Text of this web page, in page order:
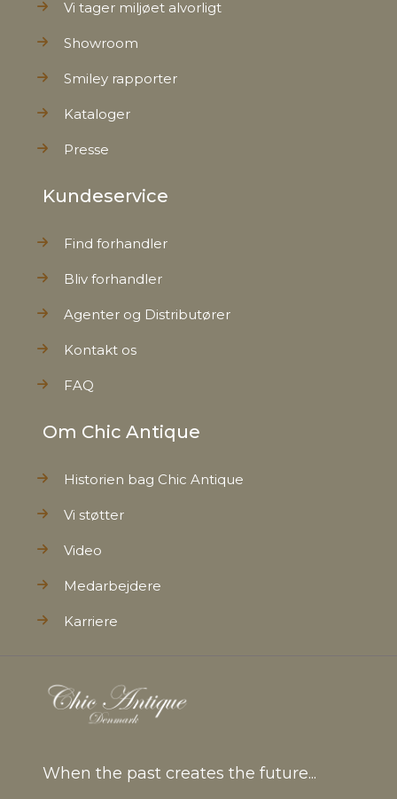
Vi tager miljøet alvorligt
Showroom
Smiley rapporter
Kataloger
Presse
Kundeservice
Find forhandler
Bliv forhandler
Agenter og Distributører
Kontakt os
FAQ
Om Chic Antique
Historien bag Chic Antique
Vi støtter
Video
Medarbejdere
Karriere
When the past creates the future...